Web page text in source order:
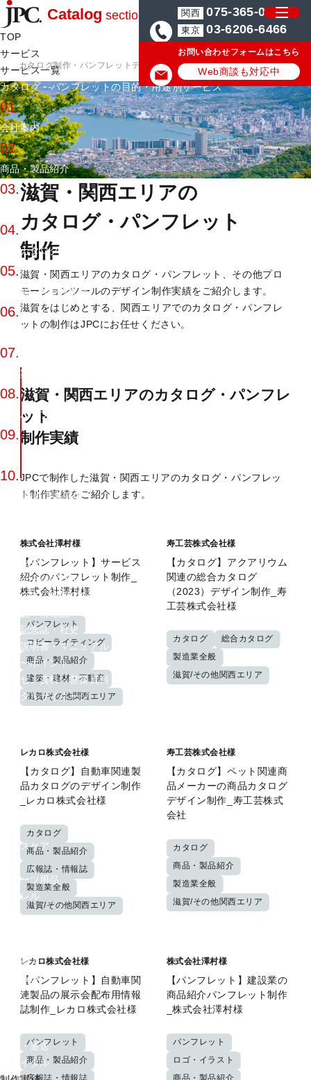
Catalog section
TOP
サービス
サービス一覧
カタログ・パンフレットの目的・用途別サービス
01.
会社案内
02.
商品・製品紹介
03.
総合カタログ
04.
通販カタログ
05.
見本帳・サンプル帳
06.
施設案内
07.
学校案内
08.
採用パンフレット
09.
10.
事例集/施工事例集
ポスター
パッケージデザイン
雑誌広告・新聞広告
広報誌・情報誌
周年記念誌・社史
取扱説明書・マニュアル
パワーポイント
プレゼン資料・営業資料
デジタルサイネージ
コピーライティング・記事制作
自動車
ヘルスケア
スポーツ用品
アパレル
福祉施設
医療施設
サロン
物流・運送
ブライダル
関西 075-365-0571
東京 03-6206-6466
お問い合わせフォームはこちら
Web商談も対応中
カタログ制作・パンフレットデザイン会社はJPC カタログ・パンフレ
滋賀・関西エリアの
カタログ・パンフレット
制作
滋賀・関西エリアのカタログ・パンフレット、その他プロ
モーションツールのデザイン制作実績をご紹介します。
滋賀をはじめとする、関西エリアでのカタログ・パンフレ
ットの制作はJPCにお任せください。
滋賀・関西エリアのカタログ・パンフレ
ット
制作実績
JPCで制作した滋賀・関西エリアのカタログ・パンフレッ
ト制作実績をご紹介します。
株式会社澤村様
【パンフレット】サービス
紹介のパンフレット制作_
株式会社澤村様
パンフレット
コピーライティング
商品・製品紹介
建築・建材・不動産
滋賀/その他関西エリア
寿工芸株式会社様
【カタログ】アクアリウム
関連の総合カタログ
（2023）デザイン制作_寿
工芸株式会社様
カタログ
総合カタログ
製造業全般
滋賀/その他関西エリア
レカロ株式会社様
【カタログ】自動車関連製
品カタログのデザイン制作
_レカロ株式会社様
カタログ
商品・製品紹介
広報誌・情報誌
製造業全般
滋賀/その他関西エリア
寿工芸株式会社様
【カタログ】ペット関連商
品メーカーの商品カタログ
デザイン制作_寿工芸株式
会社
カタログ
商品・製品紹介
製造業全般
滋賀/その他関西エリア
レカロ株式会社様
【パンフレット】自動車関
連製品の展示会配布用情報
誌制作_レカロ株式会社様
パンフレット
商品・製品紹介
広報誌・情報誌
株式会社澤村様
【パンフレット】建設業の
商品紹介パンフレット制作
_株式会社澤村様
パンフレット
ロゴ・イラスト
商品・製品紹介